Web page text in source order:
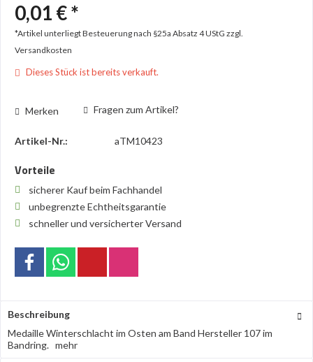
0,01 € *
*Artikel unterliegt Besteuerung nach §25a Absatz 4 UStG zzgl.
Versandkosten
Dieses Stück ist bereits verkauft.
Merken Fragen zum Artikel?
Artikel-Nr.: aTM10423
Vorteile
sicherer Kauf beim Fachhandel
unbegrenzte Echtheitsgarantie
schneller und versicherter Versand
Beschreibung
Medaille Winterschlacht im Osten am Band Hersteller 107 im
Bandring. mehr